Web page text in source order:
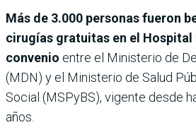
Más de 3.000 personas fueron
cirugías gratuitas en el
convenio entre el Ministerio de
(MDN) y el Ministerio de Salud
Social (MSPyBS), vigente desde
años.